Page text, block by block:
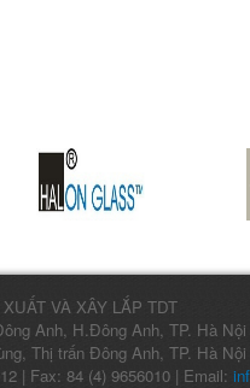
VÀ XÂY LẮP TDT
Anh, H.Đông Anh, TP. Hà Nội
Thị trấn Đông Anh, TP. Hà Nội
| Fax: 84 (4) 9656010 | Email: